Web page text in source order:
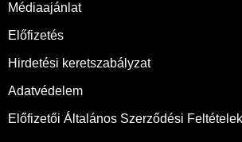
Médiaajánlat
Előfizetés
Hirdetési keretszabályzat
Adatvédelem
Előfizetői Általános Szerződési Feltételek